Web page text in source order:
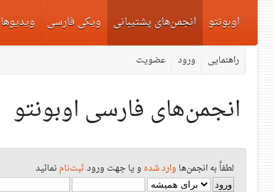
اوبونتو انجمن‌های پشتیبانی
راهنمایی ورود عضویت
ویکی فارسی ویدیوها
انجمن‌های فارسی اوبونتو
لطفاً به انجمن‌ها وارد شده و یا جهت ورودثبت‌نامنمائید